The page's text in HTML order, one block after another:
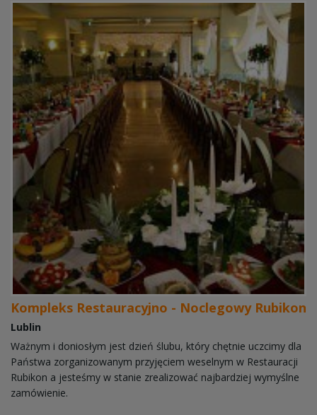
Kompleks Restauracyjno - Noclegowy Rubikon
Lublin
Ważnym i doniosłym jest dzień ślubu, który chętnie uczcimy dla
Państwa zorganizowanym przyjęciem weselnym w Restauracji
Rubikon a jesteśmy w stanie zrealizować najbardziej wymyślne
zamówienie.